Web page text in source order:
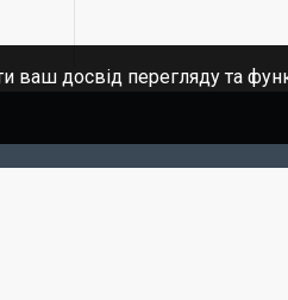
ваш досвід перегляду та